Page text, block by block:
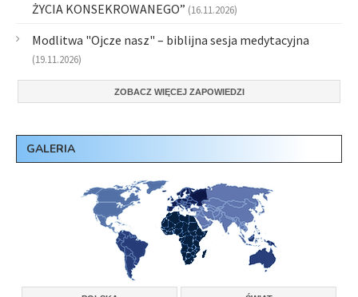
ŻYCIA KONSEKROWANEGO” (16.11.2026)
Modlitwa "Ojcze nasz" – biblijna sesja medytacyjna
(19.11.2026)
ZOBACZ WIĘCEJ ZAPOWIEDZI
GALERIA